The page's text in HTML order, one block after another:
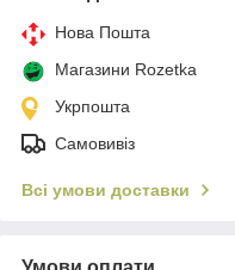
Нова Пошта
Магазини Rozetka
Укрпошта
Самовивіз
Всі умови доставки